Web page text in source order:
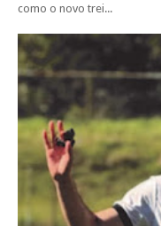
como o novo trei...